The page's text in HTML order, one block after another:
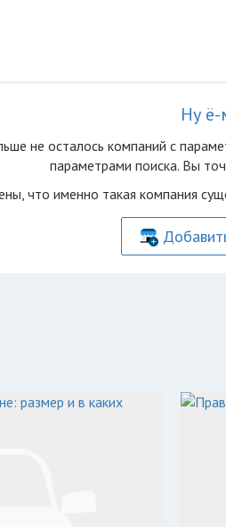
Ну
не осталоcь компаний с
параметрами поиска. Вы
что именно такая компания